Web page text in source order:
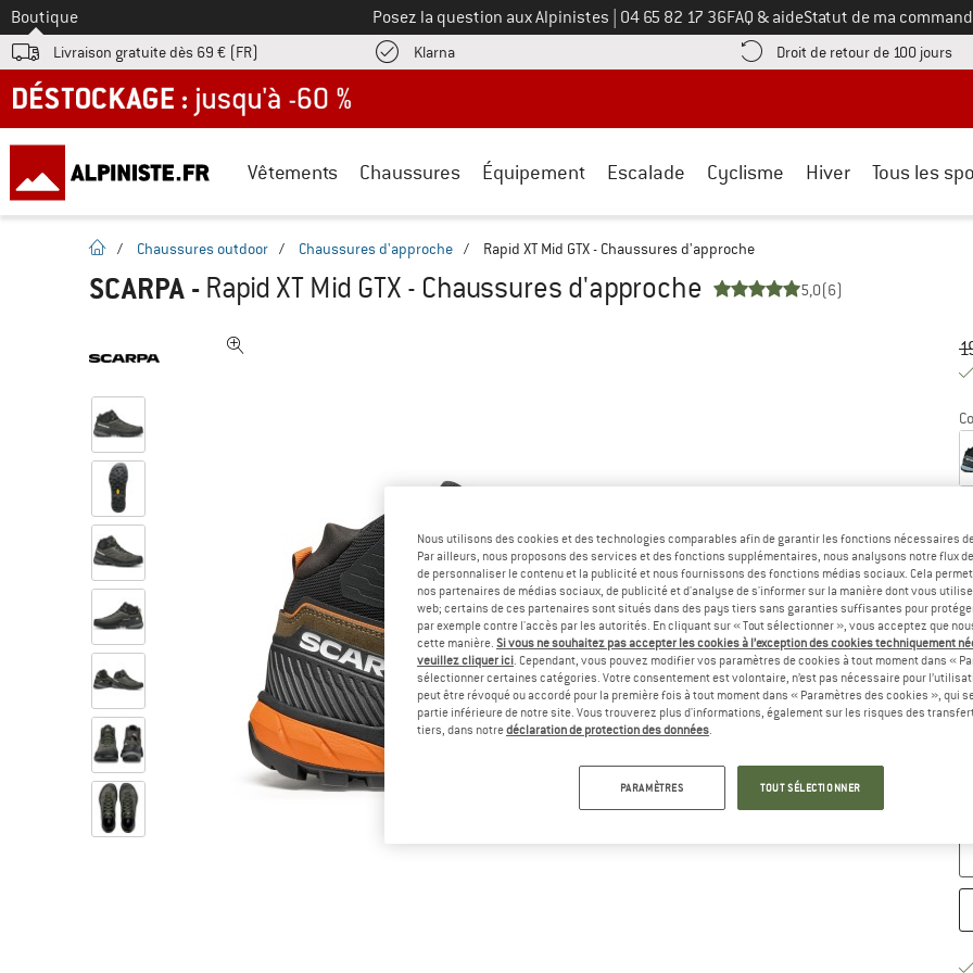
Vers le
Boutique Posez la question aux Alpinistes Appelez-nous au
04 65 82 17 36FAQ & aideStatut de ma
Livraison gratuite dès 69 € (FR) KlarnaTrouve les informations de paiement ici ! Ouvre une boîte d'information
Droit de retour de 100 jours
DÉSTOCKAGE : jusqu'à -60 %
Vêtements Chaussures Équipement Escalade Cyclisme Hiver Tous les
Page d'accueil
/ Chaussures outdoor / Chaussures d'approche / Rapid XT Mid GTX - Chaussures d'approche
SCARPA - Rapid XT Mid GTX - Chaussures d'approche 5,0(6)
Nous utilisons des cookies et des technologies comparables afin de garantir les fonctions nécessaires
Par ailleurs, nous proposons des services et des fonctions supplémentaires, nous analysons notre flux
de personnaliser le contenu et la publicité et nous fournissons des fonctions médias sociaux. Cela
nos partenaires de médias sociaux, de publicité et d'analyse de s'informer sur la manière dont vous
web; certains de ces partenaires sont situés dans des pays tiers sans garanties suffisantes pour
par exemple contre l'accès par les autorités. En cliquant sur « Tout sélectionner », vous acceptez que
cette manière. Si vous ne souhaitez pas accepter les cookies à l’exception des cookies techniquement
veuillez cliquer ici. Cependant, vous pouvez modifier vos paramètres de cookies à tout moment dans «
sélectionner certaines catégories. Votre consentement est volontaire, n’est pas nécessaire pour
peut être révoqué ou accordé pour la première fois à tout moment dans « Paramètres des cookies », qui
partie inférieure de notre site. Vous trouverez plus d'informations, également sur les risques des
tiers, dans notredéclaration de protection des données.
PARAMÈTRES TOUT SÉLECTIONNER